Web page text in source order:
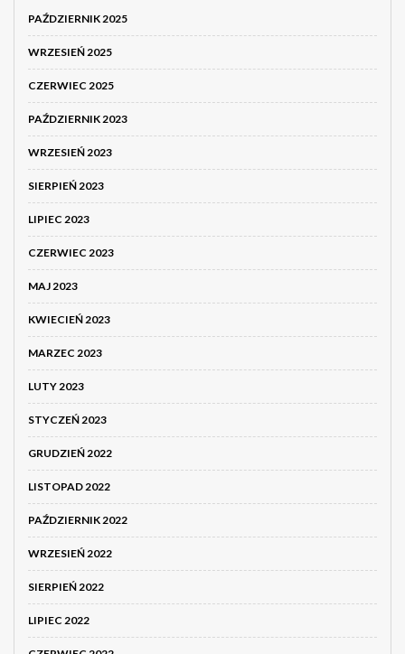
PAŹDZIERNIK 2025
WRZESIEŃ 2025
CZERWIEC 2025
PAŹDZIERNIK 2023
WRZESIEŃ 2023
SIERPIEŃ 2023
LIPIEC 2023
CZERWIEC 2023
MAJ 2023
KWIECIEŃ 2023
MARZEC 2023
LUTY 2023
STYCZEŃ 2023
GRUDZIEŃ 2022
LISTOPAD 2022
PAŹDZIERNIK 2022
WRZESIEŃ 2022
SIERPIEŃ 2022
LIPIEC 2022